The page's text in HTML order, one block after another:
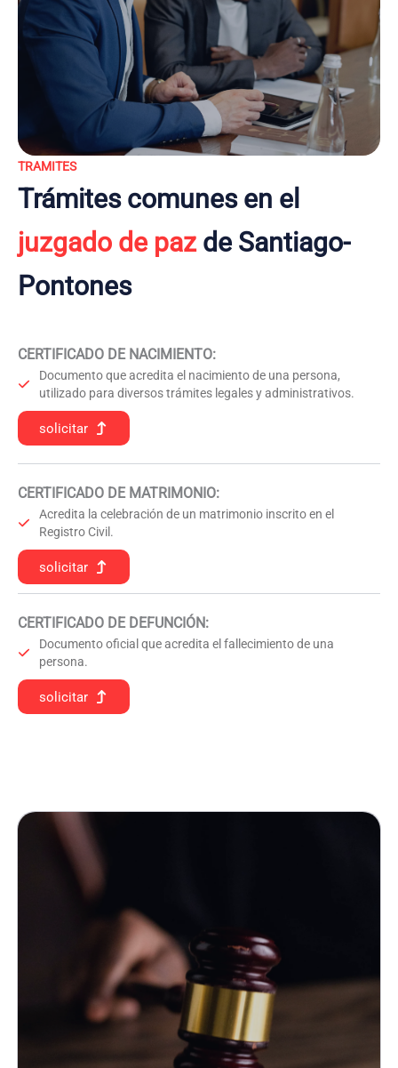
TRAMITES
Trámites comunes en el
juzgado de pazde Santiago-
Pontones
CERTIFICADO DE NACIMIENTO:
Documento que acredita el nacimiento de una persona,
utilizado para diversos trámites legales y administrativos.
solicitar
CERTIFICADO DE MATRIMONIO:
Acredita la celebración de un matrimonio inscrito en el
Registro Civil.
solicitar
CERTIFICADO DE DEFUNCIÓN:
Documento oficial que acredita el fallecimiento de una
persona.
solicitar